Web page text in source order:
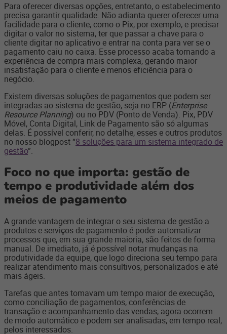
Para oferecer diversas opções, entretanto, o estabelecimento
precisa garantir qualidade. Não adianta querer oferecer uma
facilidade para o cliente, como o Pix, por exemplo, e precisar
digitar o valor no sistema, ter que passar a chave para o
cliente digitar no aplicativo e entrar na conta para ver se o
pagamento caiu no caixa. Esse processo acaba tornando a
experiência de compra mais complexa, gerando maior
insatisfação para o cliente e menos eficiência para o
negócio.
Existem diversas soluções de pagamentos que podem ser
integradas ao sistema de gestão, seja no ERP (Enterprise
Resource Planning) ou no PDV (Ponto de Venda). Pix, PDV
Móvel, Conta Digital, Link de Pagamento são só algumas
delas. É possível conferir, no detalhe, esses e outros produtos
no nosso blogpost “8 soluções para um sistema integrado de
gestão”.
Foco no que importa: gestão de
tempo e produtividade além dos
meios de pagamento
A grande vantagem de integrar o seu sistema de gestão a
produtos e serviços de pagamento é poder automatizar
processos que, em sua grande maioria, são feitos de forma
manual. De imediato, já é possível notar mudanças na
produtividade da equipe, que logo direciona seu tempo para
realizar atendimento mais consultivos, personalizados e até
mais ágeis.
Tarefas que antes tomavam um tempo maior de execução,
como conciliação de pagamentos, conferências de
transação e acompanhamento das vendas, agora ocorrem
de modo automático e podem ser analisadas, em tempo real,
pelos interessados.